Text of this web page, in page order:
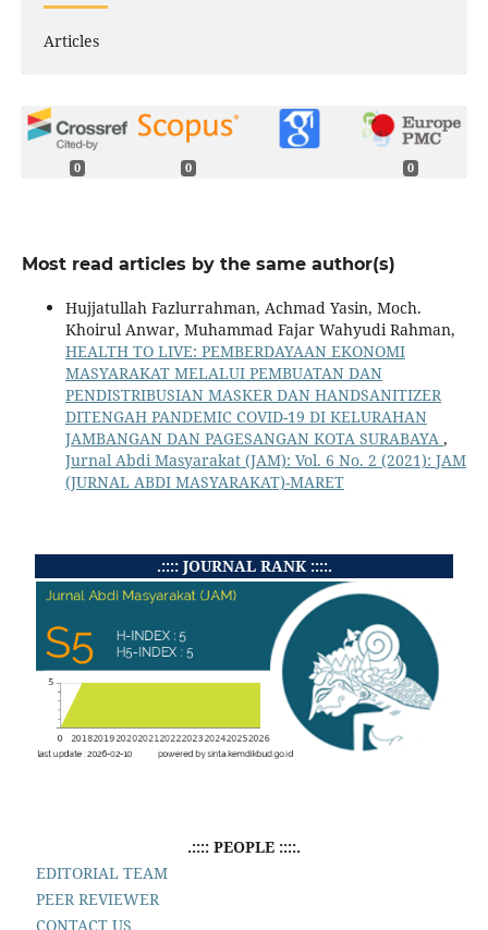
Articles
0 0 0
Most read articles by the same author(s)
Hujjatullah Fazlurrahman, Achmad Yasin, Moch.
Khoirul Anwar, Muhammad Fajar Wahyudi Rahman,
HEALTH TO LIVE: PEMBERDAYAAN EKONOMI
MASYARAKAT MELALUI PEMBUATAN DAN
PENDISTRIBUSIAN MASKER DAN HANDSANITIZER
DITENGAH PANDEMIC COVID-19 DI KELURAHAN
JAMBANGAN DAN PAGESANGAN KOTA SURABAYA ,
Jurnal Abdi Masyarakat (JAM): Vol. 6 No. 2 (2021): JAM
(JURNAL ABDI MASYARAKAT)-MARET
.:::: JOURNAL RANK ::::.
.:::: PEOPLE ::::.
EDITORIAL TEAM
PEER REVIEWER
CONTACT US